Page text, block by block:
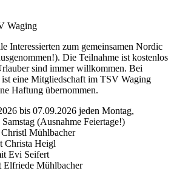
Waging
Interessierten zum gemeinsamen Nordic
Die Teilnahme ist kostenlos
sind immer willkommen. Bei
ist eine Mitgliedschaft im TSV Waging
Haftung übernommen.
bis 07.09.2026 jeden Montag,
(Ausnahme Feiertage!)
Mühlbacher
Christa Heigl
Evi Seifert
Elfriede Mühlbacher